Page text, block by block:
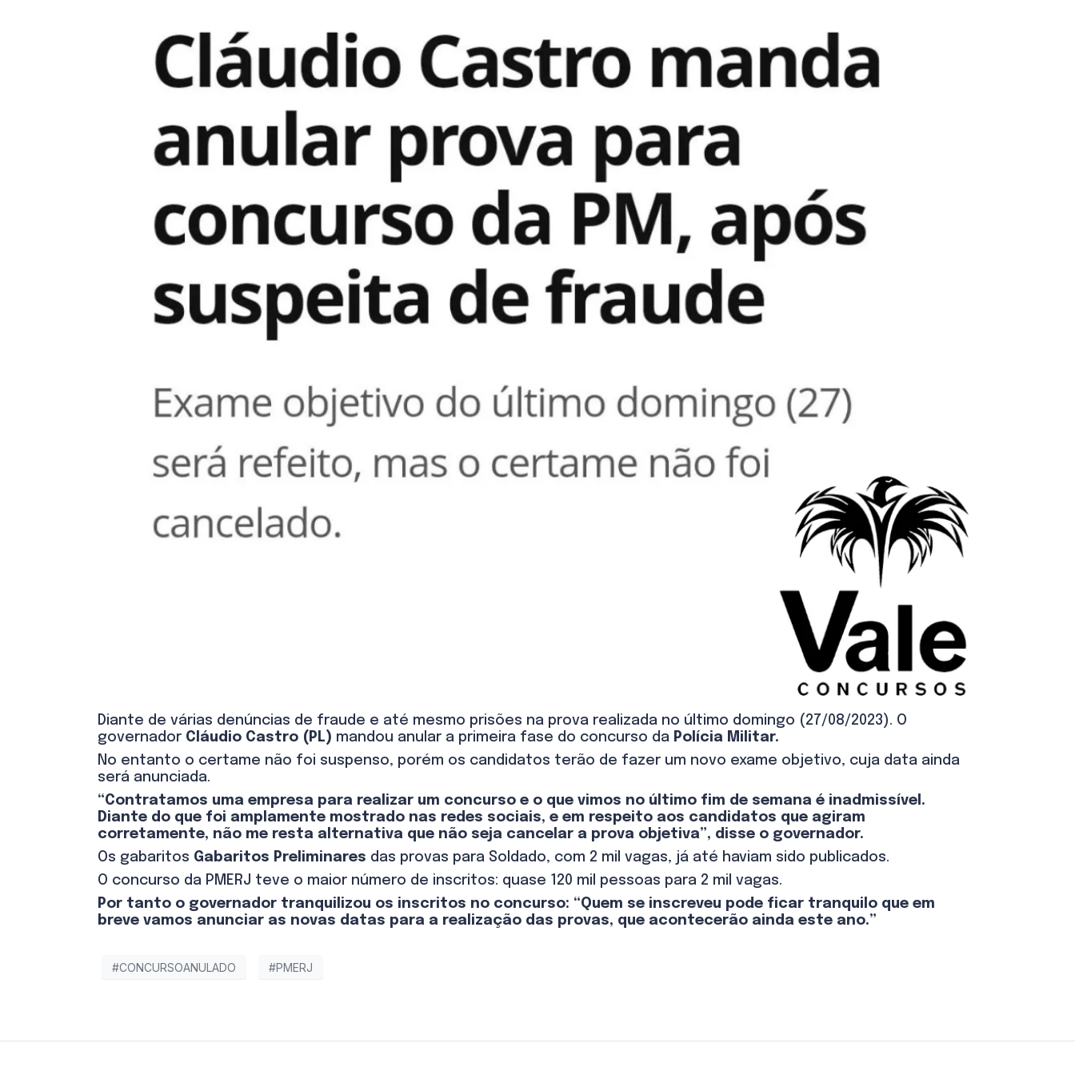
Diante de várias denúncias de fraude e até mesmo prisões na prova realizada no último domingo (27/08/2023). O
governador Cláudio Castro (PL) mandou anular a primeira fase do concurso da Polícia Militar.
No entanto o certame não foi suspenso, porém os candidatos terão de fazer um novo exame objetivo, cuja data ainda
será anunciada.
“Contratamos uma empresa para realizar um concurso e o que vimos no último fim de semana é inadmissível.
Diante do que foi amplamente mostrado nas redes sociais, e em respeito aos candidatos que agiram
corretamente, não me resta alternativa que não seja cancelar a prova objetiva”, disse o governador.
Os gabaritos Gabaritos Preliminares das provas para Soldado, com 2 mil vagas, já até haviam sido publicados.
O concurso da PMERJ teve o maior número de inscritos: quase 120 mil pessoas para 2 mil vagas.
Por tanto o governador tranquilizou os inscritos no concurso: “Quem se inscreveu pode ficar tranquilo que em
breve vamos anunciar as novas datas para a realização das provas, que acontecerão ainda este ano.”
#CONCURSOANULADO #PMERJ